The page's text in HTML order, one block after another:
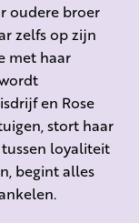
oudere broer
zelfs op zijn
met haar
en Rose
stort haar
loyaliteit
begint alles